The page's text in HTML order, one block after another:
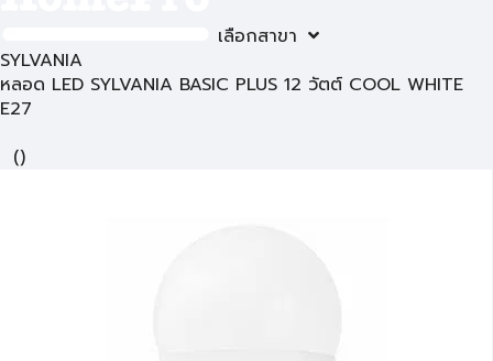
เลือกสาขา
SYLVANIA
หลอด LED SYLVANIA BASIC PLUS 12 วัตต์ COOL WHITE
E27
()